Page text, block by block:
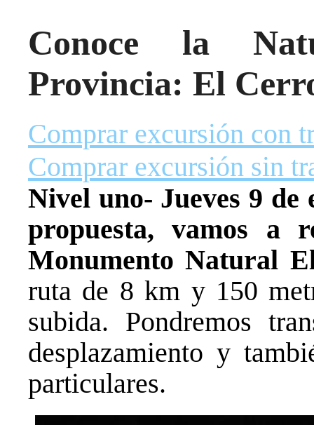
Conoce la
Provincia: El
Comprar excursión con
Comprar excursión sin
Nivel uno- Jueves 9 de
propuesta, vamos a
Monumento Natural
ruta de 8 km y 150
subida. Pondremos
desplazamiento y
particulares.